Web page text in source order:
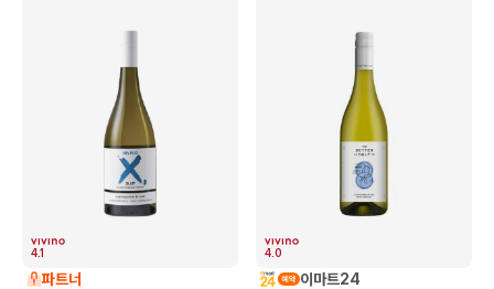
4.1
파트너
4.0
이마트24